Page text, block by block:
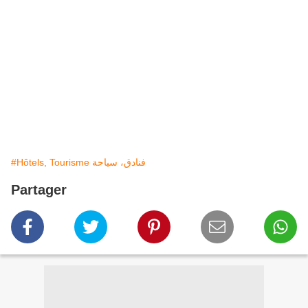
#Hôtels, Tourisme فنادق، سياحة
Partager